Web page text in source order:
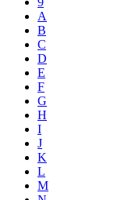
A
B
C
D
E
F
G
H
I
J
K
L
M